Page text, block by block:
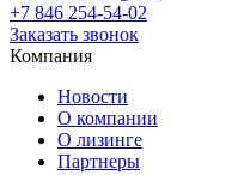
+7 846 254-54-02
Заказать звонок
Компания
Новости
О компании
О лизинге
Партнеры